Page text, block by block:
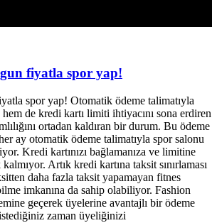
fiyatla spor yap!
spor yap! Otomatik ödeme talimatıyla
de kredi kartı limiti ihtiyacını sona erdiren
ortadan kaldıran bir durum. Bu ödeme
ay otomatik ödeme talimatıyla spor salonu
Kredi kartınızı bağlamanıza ve limitine
Artık kredi kartına taksit sınırlaması
daha fazla taksit yapamayan fitnes
imkanına da sahip olabiliyor. Fashion
geçerek üyelerine avantajlı bir ödeme
zaman üyeliğinizi